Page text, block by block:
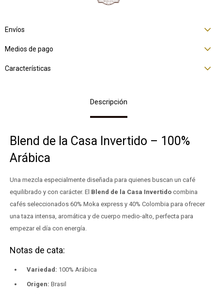
Envíos
Medios de pago
Características
Descripción
Blend de la Casa Invertido – 100%
Arábica
Una mezcla especialmente diseñada para quienes buscan un café
equilibrado y con carácter. El Blend de la Casa Invertido combina
cafés seleccionados 60% Moka express y 40% Colombia para ofrecer
una taza intensa, aromática y de cuerpo medio-alto, perfecta para
empezar el día con energía.
Notas de cata:
Variedad: 100% Arábica
Origen: Brasil